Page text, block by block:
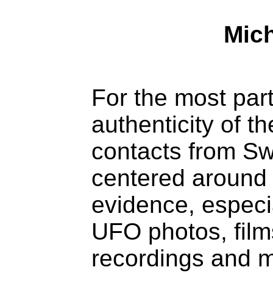
For the most
authenticity of
contacts from
centered around
evidence,
UFO photos,
recordings and